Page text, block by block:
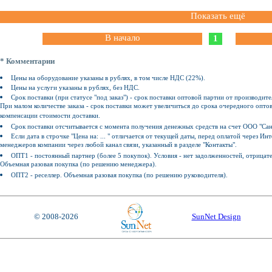
Показать ещё
В начало 1
* Комментарии
Цены на оборудование указаны в рублях, в том числе НДС (22%).
Цены на услуги указаны в рублях, без НДС.
Срок поставки (при статусе "под заказ") - срок поставки оптовой партии от
При малом количестве заказа - срок поставки может увеличиться до срока очередного
компенсации стоимости доставки.
Срок поставки отсчитывается с момента получения денежных средств на счет ООО
Если дата в строчке "Цена на: ... " отличается от текущей даты, перед оплатой через
менеджеров компании через любой канал связи, указанный в разделе "Контакты".
ОПТ1 - постоянный партнер (более 5 покупок). Условия - нет задолженностей,
Объемная разовая покупка (по решению менеджера).
ОПТ2 - реселлер. Объемная разовая покупка (по решению руководителя).
© 2008-2026 SunNet Design